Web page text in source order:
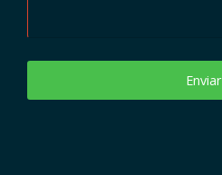
Enviar